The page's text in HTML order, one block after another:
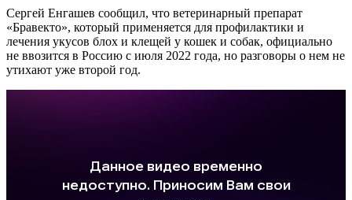
Сергей Енгашев сообщил, что ветеринарный препарат
«Бравекто», который применяется для профилактики и
лечения укусов блох и клещей у кошек и собак, официально
не ввозится в Россию с июля 2022 года, но разговоры о нем не
утихают уже второй год.